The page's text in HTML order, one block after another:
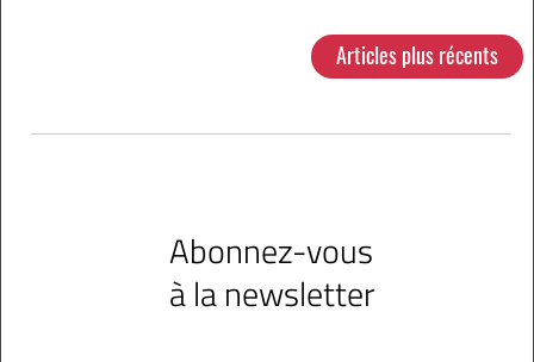
des
Articles plus récents
Abonnez-vous
à la newsletter